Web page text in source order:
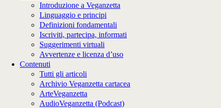
Introduzione a Veganzetta
Linguaggio e principi
Definizioni fondamentali
Iscriviti, partecipa, informati
Suggerimenti virtuali
Avvertenze e licenza d’uso
Contenuti
Tutti gli articoli
Archivio Veganzetta cartacea
ArteVeganzetta
AudioVeganzetta (Podcast)